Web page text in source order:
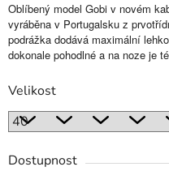
Oblíbený model Gobi v novém
vyráběna v Portugalsku z
podrážka dodává maximální
dokonale pohodlné a na noze je
Velikost
Dostupnost